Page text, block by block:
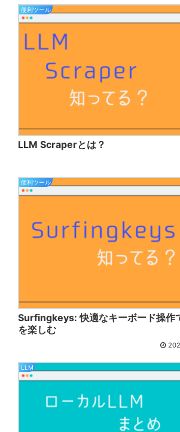
便利ツール
LLM Scraperとは？
便利ツール
Surfingkeys: 快適なキーボード操作
を楽しむ
LLM